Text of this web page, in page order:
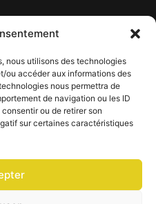
nous utilisons des technologies
ou accéder aux informations des
nous permettra de
de navigation ou les ID
ou de retirer son
sur certaines caractéristiques